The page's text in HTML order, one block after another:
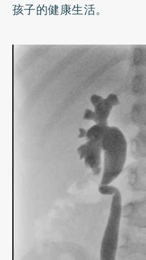
孩子的健康生活。